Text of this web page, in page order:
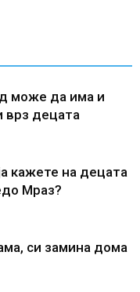
може да има и
врз децата
кажете на децата
Мраз?
си замина дома